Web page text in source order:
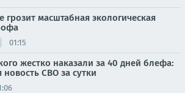
грозит масштабная экологическая
01:15
жестко наказали за 40 дней блефа:
новость СВО за сутки